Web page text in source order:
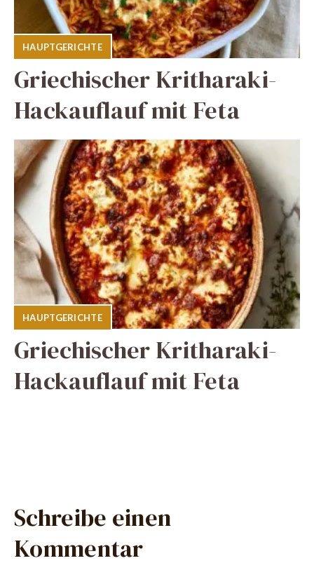
HAUPTGERICHTE
Griechischer Kritharaki-
Hackauflauf mit Feta
HAUPTGERICHTE
Griechischer Kritharaki-
Hackauflauf mit Feta
Schreibe einen
Kommentar